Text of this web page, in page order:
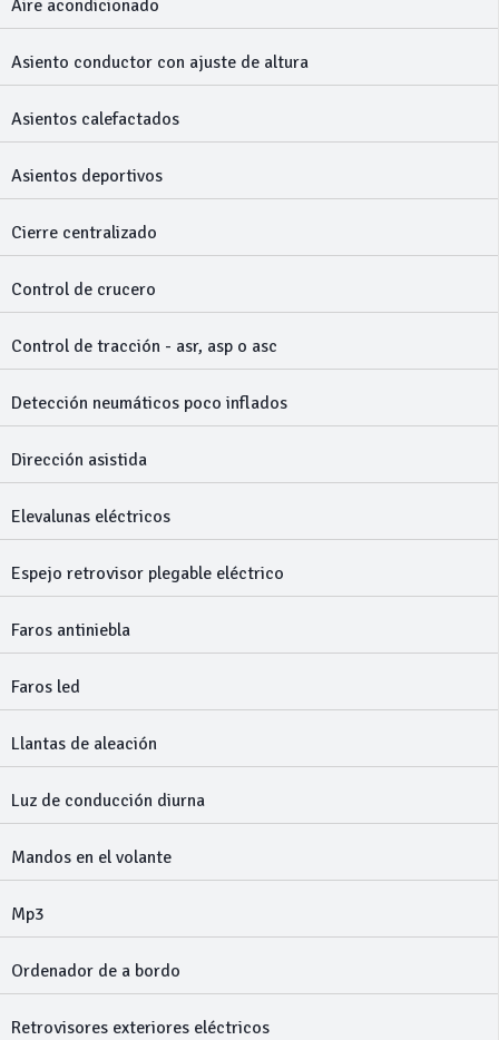
Aire acondicionado
Asiento conductor con ajuste de altura
Asientos calefactados
Asientos deportivos
Cierre centralizado
Control de crucero
Control de tracción - asr, asp o asc
Detección neumáticos poco inflados
Dirección asistida
Elevalunas eléctricos
Espejo retrovisor plegable eléctrico
Faros antiniebla
Faros led
Llantas de aleación
Luz de conducción diurna
Mandos en el volante
Mp3
Ordenador de a bordo
Retrovisores exteriores eléctricos